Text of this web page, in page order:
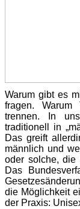
Warum gibt es
fragen. Warum
trennen. In
traditionell in
Das greift
männlich und
oder solche, die
Das
die Möglichkeit
der Praxis: